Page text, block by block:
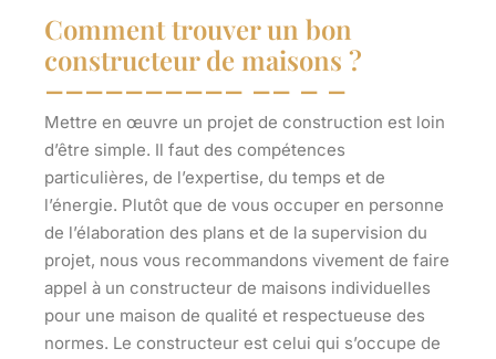
Comment trouver un bon
constructeur de maisons ?
Mettre en œuvre un projet de construction est loin
d’être simple. Il faut des compétences
particulières, de l’expertise, du temps et de
l’énergie. Plutôt que de vous occuper en personne
de l’élaboration des plans et de la supervision du
projet, nous vous recommandons vivement de faire
appel à un constructeur de maisons individuelles
pour une maison de qualité et respectueuse des
normes. Le constructeur est celui qui s’occupe de